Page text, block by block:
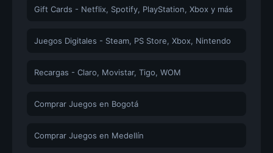
Gift Cards - Netflix, Spotify, PlayStation, Xbox y más
Juegos Digitales - Steam, PS Store, Xbox, Nintendo
Recargas - Claro, Movistar, Tigo, WOM
Comprar Juegos en Bogotá
Comprar Juegos en Medellín